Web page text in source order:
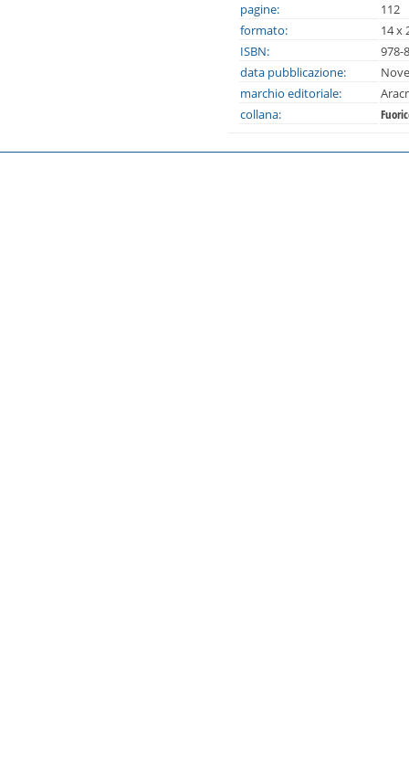
pagine:
112
formato:
14 x
ISBN:
978-
data pubblicazione:
marchio editoriale:
collana: